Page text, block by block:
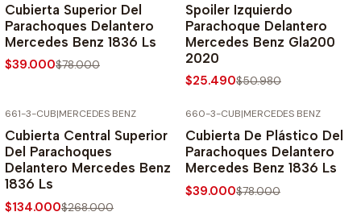
Cubierta Superior Del
Parachoques Delantero
Mercedes Benz 1836 Ls
$39.000$78.000
Spoiler Izquierdo
Parachoque Delantero
Mercedes Benz Gla200
2020
$25.490$50.980
661-3-CUB|MERCEDES BENZ
Cubierta Central Superior
Del Parachoques
Delantero Mercedes Benz
1836 Ls
$134.000$268.000
660-3-CUB|MERCEDES BENZ
Cubierta De Plástico Del
Parachoques Delantero
Mercedes Benz 1836 Ls
$39.000$78.000